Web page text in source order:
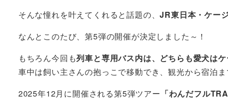
そんな憧れを叶えてくれると話題の、JR東日本・ケー
なんとこのたび、第5弾の開催が決定しました～！
もちろん今回も列車と専用バス内は、どちらも愛犬は
車中は飼い主さんの抱っこで移動でき、観光から宿泊
2025年12月に開催される第5弾ツアー 「わんだフル